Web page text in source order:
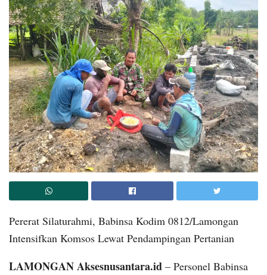
​Pererat Silaturahmi, Babinsa Kodim 0812/Lamongan
Intensifkan Komsos Lewat Pendampingan Pertanian
​LAMONGAN Aksesnusantara.id – Personel Babinsa